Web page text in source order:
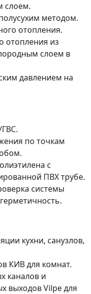
слоем.
методом.
отопления.
отопления из
слоем в
давлением на
по точкам
с
ПВХ трубе.
системы
кухни, санузлов,
КИВ для комнат.
каналов и
выходов Vilpe для